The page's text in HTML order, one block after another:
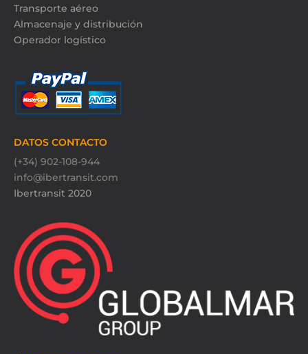
Transporte aéreo
Almacenaje y distribución
Operador logístico
DATOS CONTACTO
(+34) 902-108-944
info@ibertransit.com
Ibertransit 2020